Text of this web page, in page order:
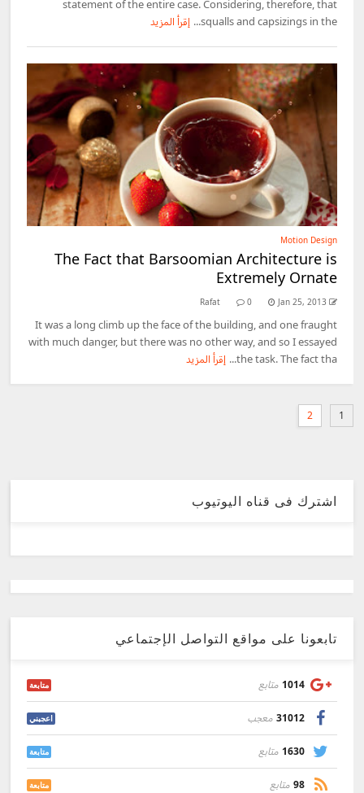
statement of the entire case. Considering, therefore, that
squalls and capsizings in the...
إقرأ المزيد
Motion Design
The Fact that Barsoomian Architecture is
Extremely Ornate
Rafat 0 Jan 25, 2013
It was a long climb up the face of the building, and one fraught
with much danger, but there was no other way, and so I essayed
the task. The fact tha...
إقرأ المزيد
1
2
اشترك فى قناه اليوتيوب
تابعونا على مواقع التواصل الإجتماعي
1014 متابع متابعة
31012 معجب اعجبني
1630 متابع متابعة
98 متابع متابعة